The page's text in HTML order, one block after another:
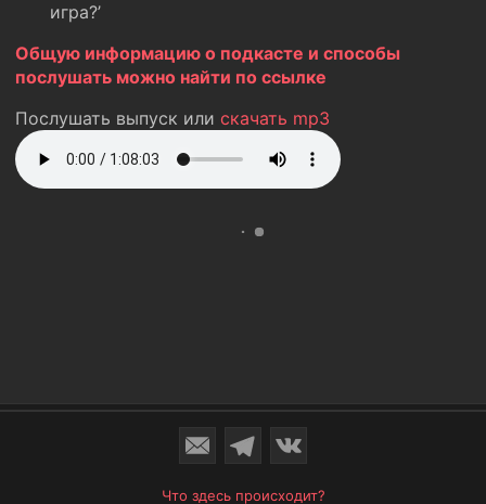
игра?’
Общую информацию о подкасте и способы
послушать можно найти по ссылке
Послушать выпуск или скачать mp3
Что здесь происходит?